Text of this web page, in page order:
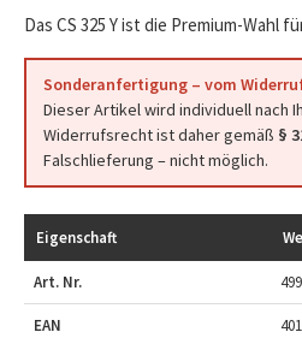
Das CS 325 Y ist die Premium-Wahl
Sonderanfertigung – vom
Dieser Artikel wird individuell nach
Widerrufsrecht ist daher gemäß §
Falschlieferung – nicht möglich.
Eigenschaft
Art. Nr.
EAN